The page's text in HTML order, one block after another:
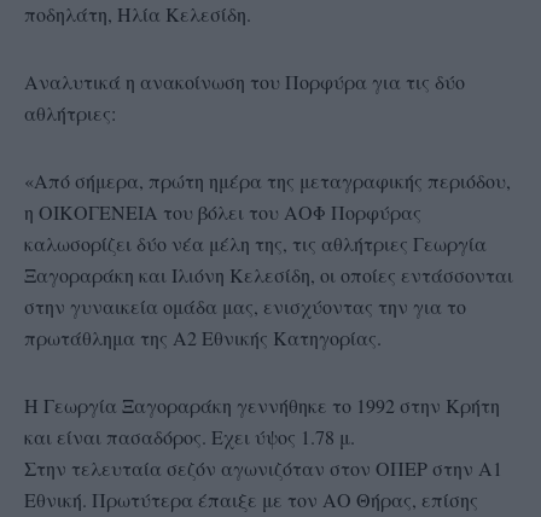
ποδηλάτη, Ηλία Κελεσίδη.
Αναλυτικά η ανακοίνωση του Πορφύρα για τις δύο
αθλήτριες:
«Από σήμερα, πρώτη ημέρα της μεταγραφικής περιόδου,
η ΟΙΚΟΓΕΝΕΙΑ του βόλει του ΑΟΦ Πορφύρας
καλωσορίζει δύο νέα μέλη της, τις αθλήτριες Γεωργία
Ξαγοραράκη και Ιλιόνη Κελεσίδη, οι οποίες εντάσσονται
στην γυναικεία ομάδα μας, ενισχύοντας την για το
πρωτάθλημα της Α2 Εθνικής Κατηγορίας.
Η Γεωργία Ξαγοραράκη γεννήθηκε το 1992 στην Κρήτη
και είναι πασαδόρος. Εχει ύψος 1.78 μ.
Στην τελευταία σεζόν αγωνιζόταν στον ΟΠΕΡ στην Α1
Εθνική. Πρωτύτερα έπαιξε με τον ΑΟ Θήρας, επίσης